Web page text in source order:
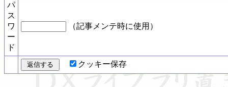
パ
ス
ワ
ー
ド
（記事メンテ時に使用）
クッキー保存